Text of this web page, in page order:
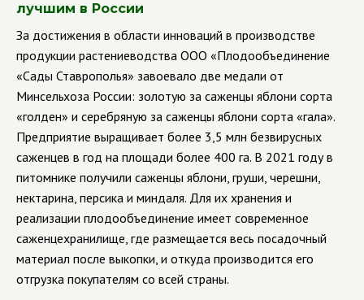
лучшим в России
За достижения в области инноваций в производстве
продукции растениеводства ООО «Плодообъединение
«Сады Ставрополья» завоевало две медали от
Минсельхоза России: золотую за саженцы яблони сорта
«голден» и серебряную за саженцы яблони сорта «гала».
Предприятие выращивает более 3,5 млн безвирусных
саженцев в год на площади более 400 га. В 2021 году в
питомнике получили саженцы яблони, груши, черешни,
нектарина, персика и миндаля. Для их хранения и
реализации плодообъединение имеет современное
саженцехранилище, где размещается весь посадочный
материал после выкопки, и откуда производится его
отгрузка покупателям со всей страны.